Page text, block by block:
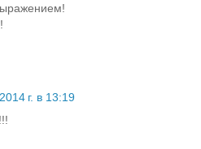
г. в 13:19